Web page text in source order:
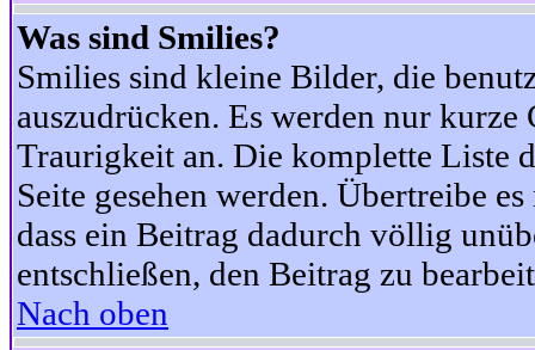
Was sind Smilies?
Smilies sind kleine Bilder, die
auszudrücken. Es werden nur
Traurigkeit an. Die komplette Liste
Seite gesehen werden. Übertreibe
dass ein Beitrag dadurch völlig
entschließen, den Beitrag zu
Nach oben